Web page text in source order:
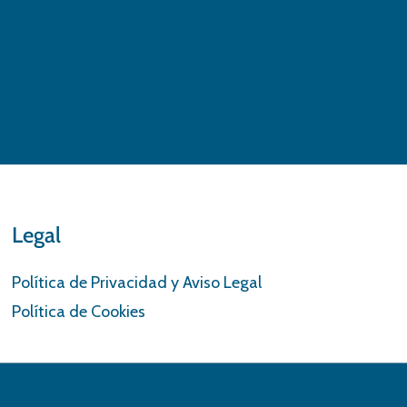
Legal
Política de Privacidad y Aviso Legal
Política de Cookies